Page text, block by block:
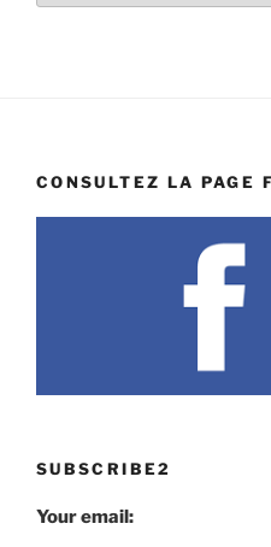
CONSULTEZ LA PAGE
SUBSCRIBE2
Your email: